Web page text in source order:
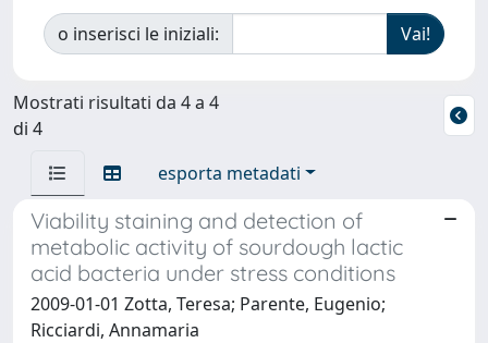
o inserisci le iniziali:
Mostrati risultati da 4 a 4
di 4
esporta metadati
Viability staining and detection of
metabolic activity of sourdough lactic
acid bacteria under stress conditions
2009-01-01 Zotta, Teresa; Parente, Eugenio;
Ricciardi, Annamaria